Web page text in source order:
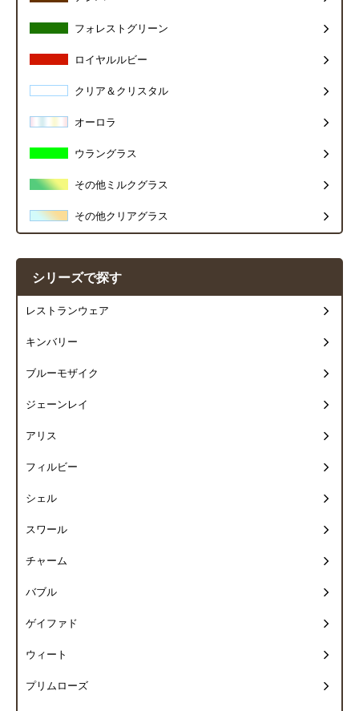
フォレストグリーン
ロイヤルルビー
クリア＆クリスタル
オーロラ
ウラングラス
その他ミルクグラス
その他クリアグラス
シリーズで探す
レストランウェア
キンバリー
ブルーモザイク
ジェーンレイ
アリス
フィルビー
シェル
スワール
チャーム
バブル
ゲイファド
ウィート
プリムローズ